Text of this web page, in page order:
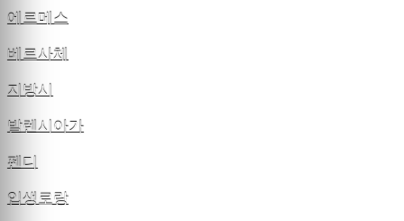
에르메스
베르사체
지방시
발렌시아가
펜디
입생로랑